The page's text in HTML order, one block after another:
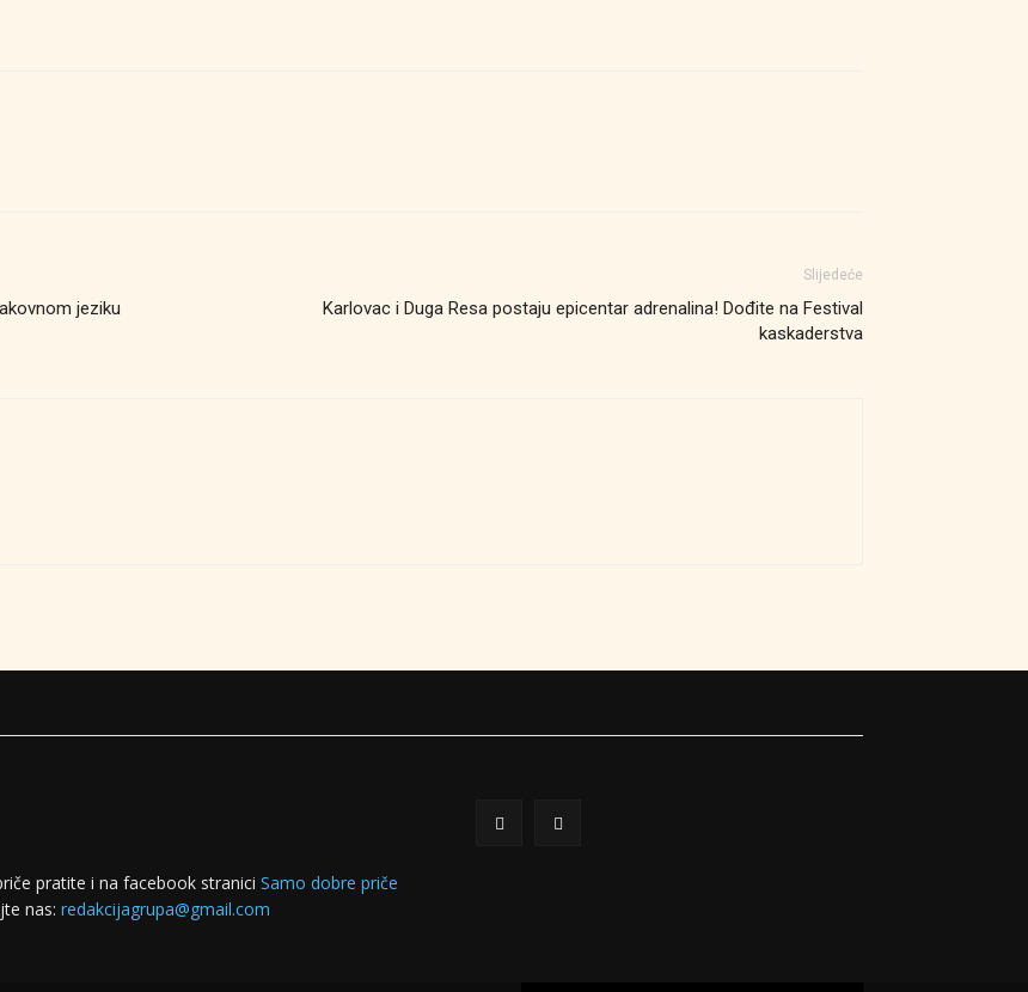
jeziku
Slijedeće
Karlovac i Duga Resa postaju epicentar adrenalina! Dođite na Festival
kaskaderstva
pratite i na facebook stranici Samo dobre priče
nas: redakcijagrupa@gmail.com